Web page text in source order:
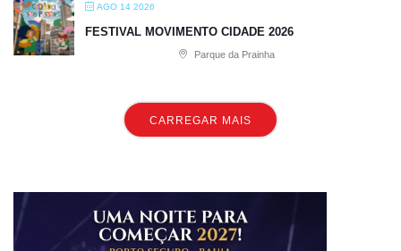
AGO 14 2026
FESTIVAL MOVIMENTO CIDADE 2026
Parque da Prainha
CARREGAR MAIS